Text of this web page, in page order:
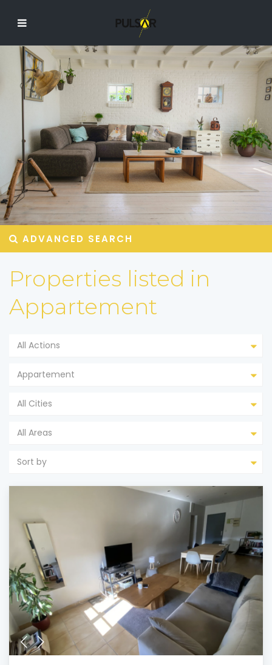
ADVANCED SEARCH
Properties listed in
Appartement
All Actions
Appartement
All Cities
All Areas
Sort by